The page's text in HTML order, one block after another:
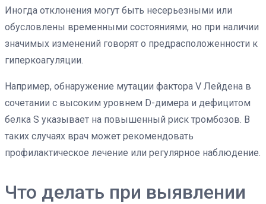
Иногда отклонения могут быть несерьезными или
обусловлены временными состояниями, но при наличии
значимых изменений говорят о предрасположенности к
гиперкоагуляции.
Например, обнаружение мутации фактора V Лейдена в
сочетании с высоким уровнем D-димера и дефицитом
белка S указывает на повышенный риск тромбозов. В
таких случаях врач может рекомендовать
профилактическое лечение или регулярное наблюдение.
Что делать при выявлении